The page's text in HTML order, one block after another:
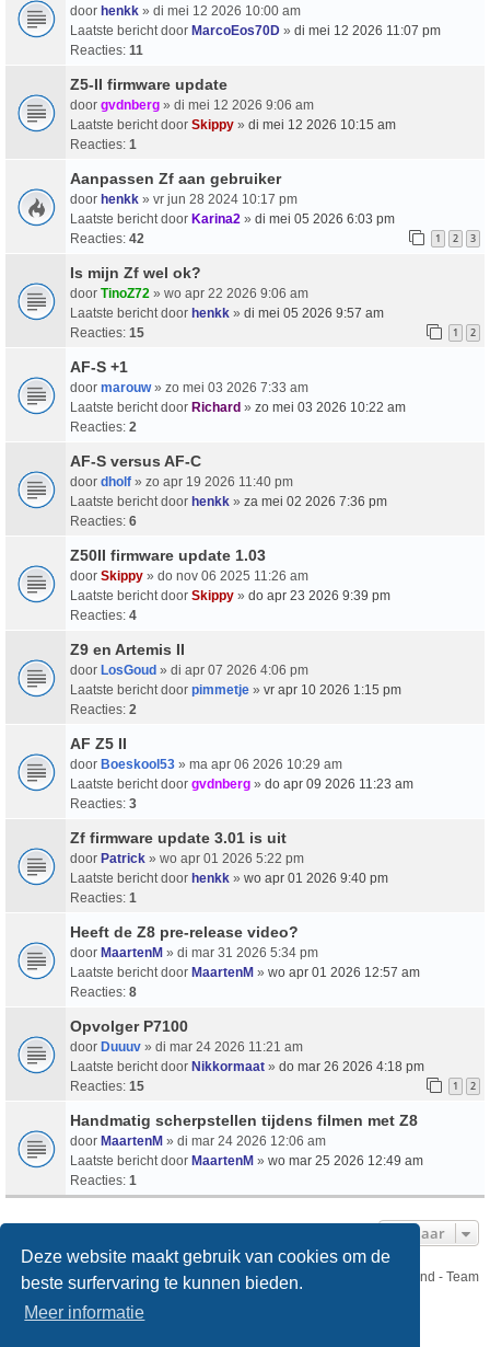
Deze website maakt gebruik van cookies om de
beste surfervaring te kunnen bieden.
Meer informatie
door henkk » di mei 12 2026 10:00 am
Laatste bericht door MarcoEos70D » di mei 12 2026 11:07 pm
Reacties: 11
Z5-II firmware update
door gvdnberg » di mei 12 2026 9:06 am
Laatste bericht door Skippy » di mei 12 2026 10:15 am
Reacties: 1
Aanpassen Zf aan gebruiker
door henkk » vr jun 28 2024 10:17 pm
Laatste bericht door Karina2 » di mei 05 2026 6:03 pm
Reacties: 42 1 2 3
Is mijn Zf wel ok?
door TinoZ72 » wo apr 22 2026 9:06 am
Laatste bericht door henkk » di mei 05 2026 9:57 am
Reacties: 15 1 2
AF-S +1
door marouw» zo mei 03 2026 7:33 am
Laatste bericht door Richard » zo mei 03 2026 10:22 am
Reacties: 2
AF-S versus AF-C
door dholf » zo apr 19 2026 11:40 pm
Laatste bericht door henkk » za mei 02 2026 7:36 pm
Reacties: 6
Z50II firmware update 1.03
door Skippy » do nov 06 2025 11:26 am
Laatste bericht door Skippy » do apr 23 2026 9:39 pm
Reacties: 4
Z9 en Artemis II
door LosGoud » di apr 07 2026 4:06 pm
Laatste bericht door pimmetje » vr apr 10 2026 1:15 pm
Reacties: 2
AF Z5 II
door Boeskool53 » ma apr 06 2026 10:29 am
Laatste bericht door gvdnberg » do apr 09 2026 11:23 am
Reacties: 3
Zf firmware update 3.01 is uit
door Patrick » wo apr 01 2026 5:22 pm
Laatste bericht door henkk » wo apr 01 2026 9:40 pm
Reacties: 1
Heeft de Z8 pre-release video?
door MaartenM » di mar 31 2026 5:34 pm
Laatste bericht door MaartenM » wo apr 01 2026 12:57 am
Reacties: 8
Opvolger P7100
door Duuuv » di mar 24 2026 11:21 am
Laatste bericht door Nikkormaat » do mar 26 2026 4:18 pm
Reacties: 15 1 2
Handmatig scherpstellen tijdens filmen met Z8
door MaartenM » di mar 24 2026 12:06 am
Laatste bericht door MaartenM » wo mar 25 2026 12:49 am
Reacties: 1
Ga Naar
Nikon Club Nederland - Team
Forum